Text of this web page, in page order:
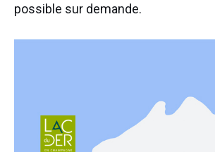
possible sur demande.